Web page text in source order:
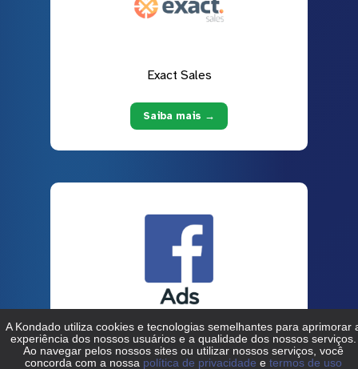
Exact Sales
Saiba mais →
Facebook Ads